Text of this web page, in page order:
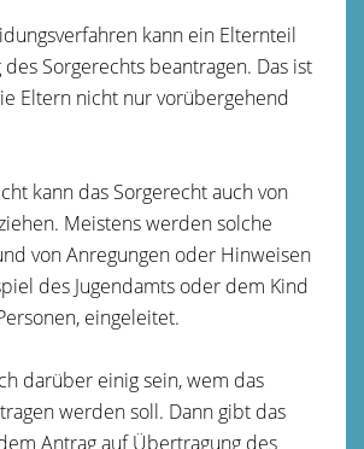
kann ein Elternteil
Sorgerechts beantragen. Das ist
Eltern nicht nur vorübergehend
kann das Sorgerecht auch von
Meistens werden solche
von Anregungen oder Hinweisen
des Jugendamts oder dem Kind
eingeleitet.
darüber einig sein, wem das
werden soll. Dann gibt das
Antrag auf Übertragung des